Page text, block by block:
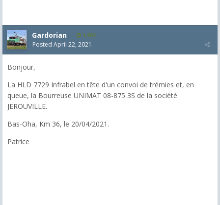
Gardorian 1,903
Posted April 22, 2021
Bonjour,
La HLD 7729 Infrabel en tête d'un convoi de trémies et, en
queue, la Bourreuse UNIMAT 08-875 3S de la société
JEROUVILLE.
Bas-Oha, Km 36, le 20/04/2021.
Patrice